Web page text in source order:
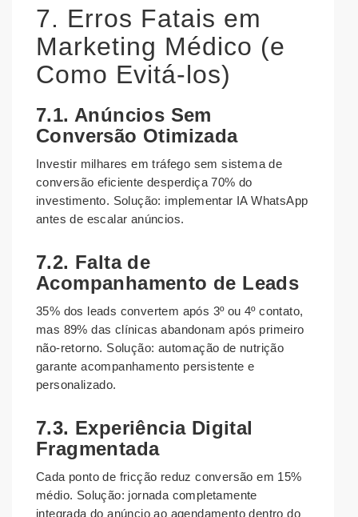
7. Erros Fatais em
Marketing Médico (e
Como Evitá-los)
7.1. Anúncios Sem
Conversão Otimizada
Investir milhares em tráfego sem sistema de
conversão eficiente desperdiça 70% do
investimento. Solução: implementar IA WhatsApp
antes de escalar anúncios.
7.2. Falta de
Acompanhamento de Leads
35% dos leads convertem após 3º ou 4º contato,
mas 89% das clínicas abandonam após primeiro
não-retorno. Solução: automação de nutrição
garante acompanhamento persistente e
personalizado.
7.3. Experiência Digital
Fragmentada
Cada ponto de fricção reduz conversão em 15%
médio. Solução: jornada completamente
integrada do anúncio ao agendamento dentro do